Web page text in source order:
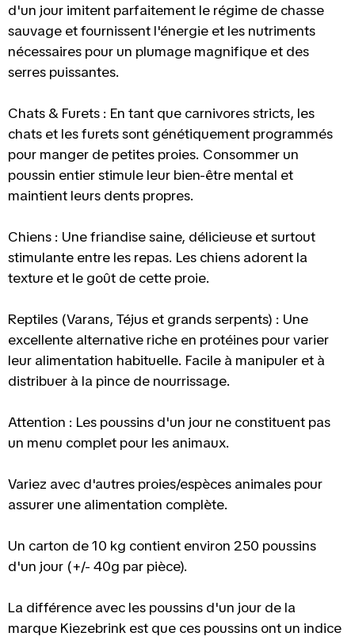
d'un jour imitent parfaitement le régime de chasse
sauvage et fournissent l'énergie et les nutriments
nécessaires pour un plumage magnifique et des
serres puissantes.
Chats & Furets : En tant que carnivores stricts, les
chats et les furets sont génétiquement programmés
pour manger de petites proies. Consommer un
poussin entier stimule leur bien-être mental et
maintient leurs dents propres.
Chiens : Une friandise saine, délicieuse et surtout
stimulante entre les repas. Les chiens adorent la
texture et le goût de cette proie.
Reptiles (Varans, Téjus et grands serpents) : Une
excellente alternative riche en protéines pour varier
leur alimentation habituelle. Facile à manipuler et à
distribuer à la pince de nourrissage.
Attention : Les poussins d'un jour ne constituent pas
un menu complet pour les animaux.
Variez avec d'autres proies/espèces animales pour
assurer une alimentation complète.
Un carton de 10 kg contient environ 250 poussins
d'un jour (+/- 40g par pièce).
La différence avec les poussins d'un jour de la
marque Kiezebrink est que ces poussins ont un indice